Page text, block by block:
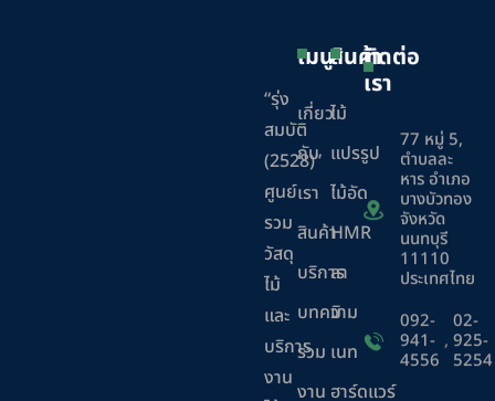
“รุ่ง
สมบัติ
(2528)”
ศูนย์
รวม
วัสดุ
ไม้
และ
บริการ
งาน
เมนู
เกี่ยว
กับ
เรา
สินค้า
บริการ
บทความ
ร่วม
งาน
สินค้า
ไม้
แปรรูป
ไม้อัด
HMR
ลา
มิ
เนท
ฮาร์ดแวร์
ติดต่อ
เรา
77 หมู่ 5,
ตำบลละ
หาร อำเภอ
บางบัวทอง
จังหวัด
นนทบุรี
11110
ประเทศไทย
092-
941-
4556
,
02-
925-
5254